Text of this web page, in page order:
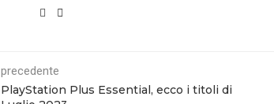
precedente
PlayStation Plus Essential, ecco i titoli di